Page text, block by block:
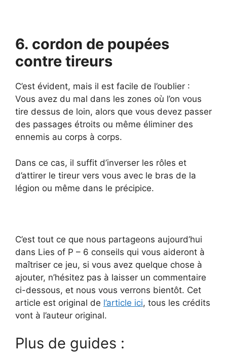
6. cordon de poupées
contre tireurs
C’est évident, mais il est facile de l’oublier :
Vous avez du mal dans les zones où l’on vous
tire dessus de loin, alors que vous devez passer
des passages étroits ou même éliminer des
ennemis au corps à corps.
Dans ce cas, il suffit d’inverser les rôles et
d’attirer le tireur vers vous avec le bras de la
légion ou même dans le précipice.
C’est tout ce que nous partageons aujourd’hui
dans Lies of P – 6 conseils qui vous aideront à
maîtriser ce jeu, si vous avez quelque chose à
ajouter, n’hésitez pas à laisser un commentaire
ci-dessous, et nous vous verrons bientôt. Cet
article est original de l’article ici, tous les crédits
vont à l’auteur original.
Plus de guides :